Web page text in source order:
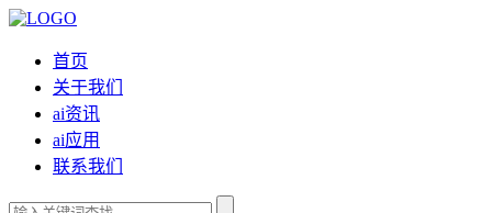
首页
关于我们
ai资讯
ai应用
联系我们